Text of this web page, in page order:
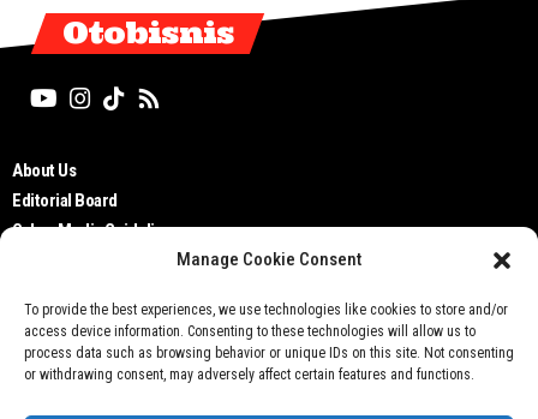
Manage Cookie Consent
To provide the best experiences, we use technologies like cookies to store and/or
access device information. Consenting to these technologies will allow us to
process data such as browsing behavior or unique IDs on this site. Not consenting
or withdrawing consent, may adversely affect certain features and functions.
Otobisnis
About Us
Editorial Board
Cyber Media Guidelines
Privacy Policy
Contact Us